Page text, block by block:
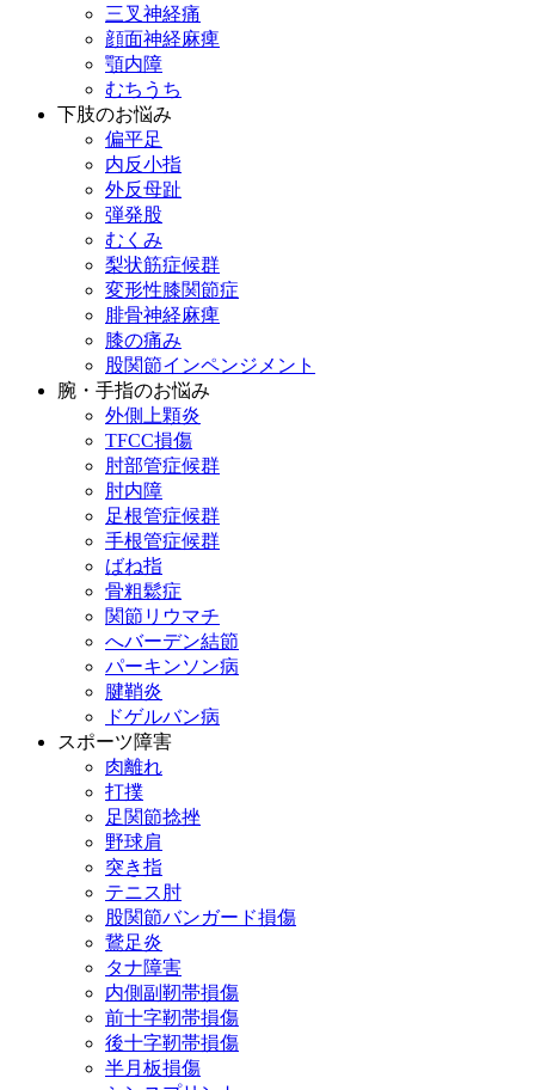
三叉神経痛
顔面神経麻痺
顎内障
むちうち
下肢のお悩み
偏平足
内反小指
外反母趾
弾発股
むくみ
梨状筋症候群
変形性膝関節症
腓骨神経麻痺
膝の痛み
股関節インペンジメント
腕・手指のお悩み
外側上顆炎
TFCC損傷
肘部管症候群
肘内障
足根管症候群
手根管症候群
ばね指
骨粗鬆症
関節リウマチ
へバーデン結節
パーキンソン病
腱鞘炎
ドゲルバン病
スポーツ障害
肉離れ
打撲
足関節捻挫
野球肩
突き指
テニス肘
股関節バンガード損傷
鵞足炎
タナ障害
内側副靭帯損傷
前十字靭帯損傷
後十字靭帯損傷
半月板損傷